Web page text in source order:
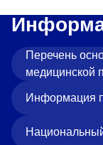
Перечень
медицинской
Информация